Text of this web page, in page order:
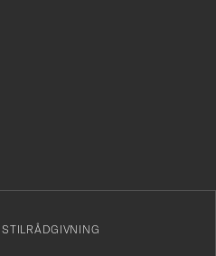
STILRÅDGIVNING